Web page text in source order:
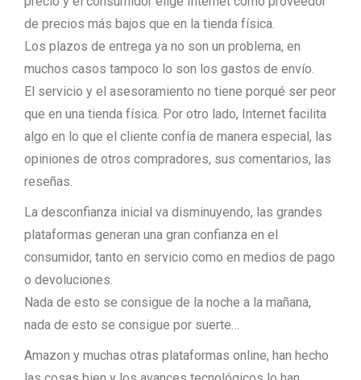
de precios más bajos que en la tienda física.
Los plazos de entrega ya no son un problema, en
muchos casos tampoco lo son los gastos de envío.
El servicio y el asesoramiento no tiene porqué ser peor
que en una tienda física. Por otro lado, Internet facilita
algo en lo que el cliente confía de manera especial, las
opiniones de otros compradores, sus comentarios, las
reseñas.
La desconfianza inicial va disminuyendo, las grandes
plataformas generan una gran confianza en el
consumidor, tanto en servicio como en medios de pago
o devoluciones.
Nada de esto se consigue de la noche a la mañana,
nada de esto se consigue por suerte…
Amazon y muchas otras plataformas online, han hecho